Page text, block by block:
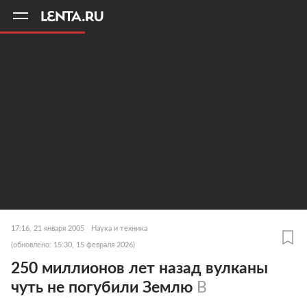
17:16, 21 января 2005 Наука и техника
(обновлено: 15:30, 15 февраля 2026)
250 миллионов лет назад вулканы
чуть не погубили Землю В